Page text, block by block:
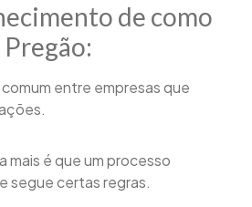
de como
entre empresas que
mais é que um processo
segue certas regras.